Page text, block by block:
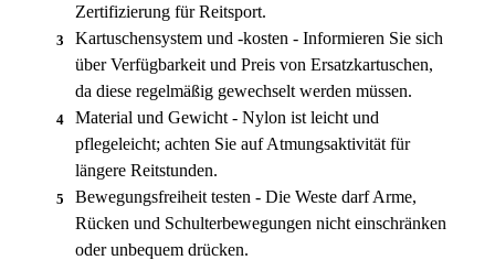
Zertifizierung für Reitsport.
3
Kartuschensystem und -kosten - Informieren Sie sich
über Verfügbarkeit und Preis von Ersatzkartuschen,
da diese regelmäßig gewechselt werden müssen.
4
Material und Gewicht - Nylon ist leicht und
pflegeleicht; achten Sie auf Atmungsaktivität für
längere Reitstunden.
5
Bewegungsfreiheit testen - Die Weste darf Arme,
Rücken und Schulterbewegungen nicht einschränken
oder unbequem drücken.